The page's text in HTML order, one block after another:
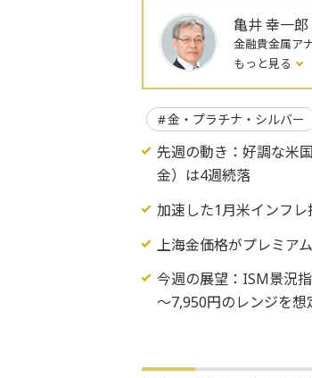
亀井 幸一郎
金融貴金属ア
もっと見る
金・プラチナ・シルバー
先週の動き：好調な米
金）は4週続落
加速した1月米インフ
上海金価格がプレミア
今週の展望：ISM景況
～7,950円のレンジを想